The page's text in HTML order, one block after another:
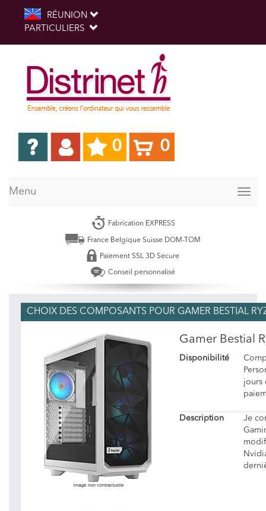
RÉUNION
PARTICULIERS
0 0
Menu
Fabrication EXPRESS
France Belgique Suisse DOM-TOM
Paiement SSL 3D Secure
Conseil personnalisé
CHOIX DES COMPOSANTS POUR GAMER BESTIAL
Gamer Bestial
Disponibilité
jours
Description
Je